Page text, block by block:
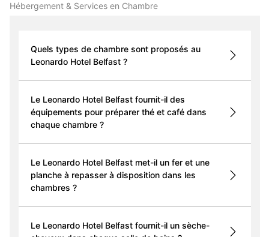
Hébergement & Services en Chambre
Quels types de chambre sont proposés au
Leonardo Hotel Belfast ?
Le Leonardo Hotel Belfast fournit-il des
équipements pour préparer thé et café dans
chaque chambre ?
Le Leonardo Hotel Belfast met-il un fer et une
planche à repasser à disposition dans les
chambres ?
Le Leonardo Hotel Belfast fournit-il un sèche-